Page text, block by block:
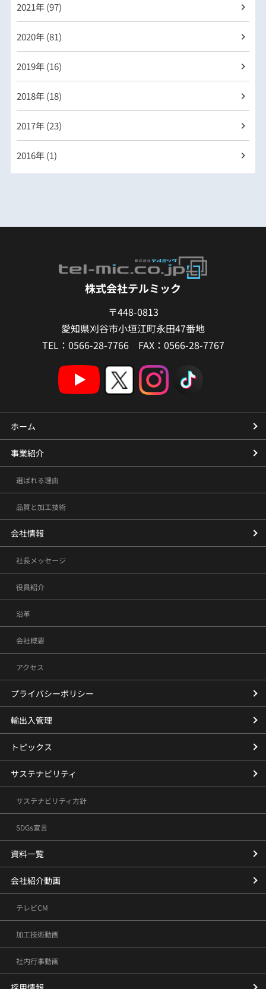
2021年 (97)
2020年 (81)
2019年 (16)
2018年 (18)
2017年 (23)
2016年 (1)
株式会社テルミック
〒448-0813
愛知県刈谷市小垣江町永田47番地
TEL：0566-28-7766 FAX：0566-28-7767
ホーム
事業紹介
選ばれる理由
品質と加工技術
会社情報
社長メッセージ
役員紹介
沿革
会社概要
アクセス
プライバシーポリシー
輸出入管理
トピックス
サステナビリティ
サステナビリティ方針
SDGs宣言
資料一覧
会社紹介動画
テレビCM
加工技術動画
社内行事動画